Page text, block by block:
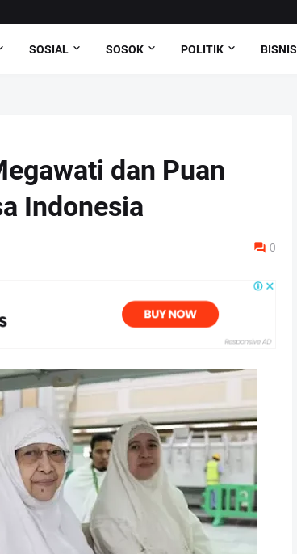
SOSIAL SOSOK POLITIK BISNIS
dan Puan
Indonesia
0